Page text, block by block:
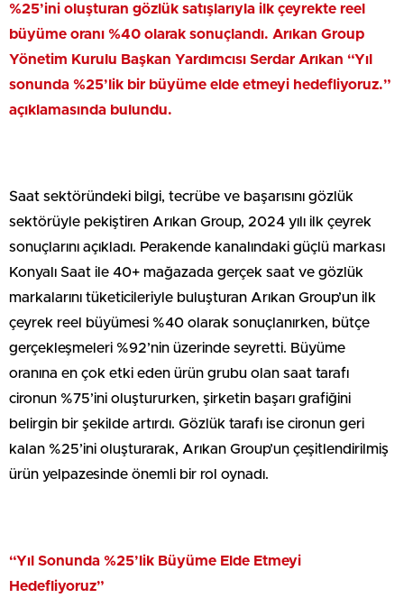
%25’ini oluşturan gözlük satışlarıyla ilk çeyrekte reel
büyüme oranı %40 olarak sonuçlandı. Arıkan Group
Yönetim Kurulu Başkan Yardımcısı Serdar Arıkan “Yıl
sonunda %25’lik bir büyüme elde etmeyi hedefliyoruz.”
açıklamasında bulundu.
Saat sektöründeki bilgi, tecrübe ve başarısını gözlük
sektörüyle pekiştiren Arıkan Group, 2024 yılı ilk çeyrek
sonuçlarını açıkladı. Perakende kanalındaki güçlü markası
Konyalı Saat ile 40+ mağazada gerçek saat ve gözlük
markalarını tüketicileriyle buluşturan Arıkan Group’un ilk
çeyrek reel büyümesi %40 olarak sonuçlanırken, bütçe
gerçekleşmeleri %92’nin üzerinde seyretti. Büyüme
oranına en çok etki eden ürün grubu olan saat tarafı
cironun %75’ini oluştururken, şirketin başarı grafiğini
belirgin bir şekilde artırdı. Gözlük tarafı ise cironun geri
kalan %25’ini oluşturarak, Arıkan Group’un çeşitlendirilmiş
ürün yelpazesinde önemli bir rol oynadı.
“Yıl Sonunda %25’lik Büyüme Elde Etmeyi
Hedefliyoruz”